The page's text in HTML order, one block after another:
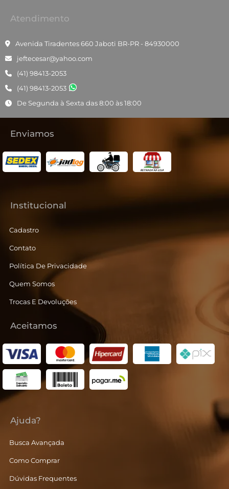
Atendimento
Avenida Tiradentes 660 Jaboti BR-PR - 84930000
jeftecesar@yahoo.com
(41) 98413-2053
(41) 98413-2053
De Segunda à Sexta das 8:00 às 18:00
Enviamos
Institucional
Cadastro
Contato
Política De Privacidade
Quem Somos
Trocas E Devoluções
Aceitamos
Ajuda?
Busca Avançada
Como Comprar
Dúvidas Frequentes